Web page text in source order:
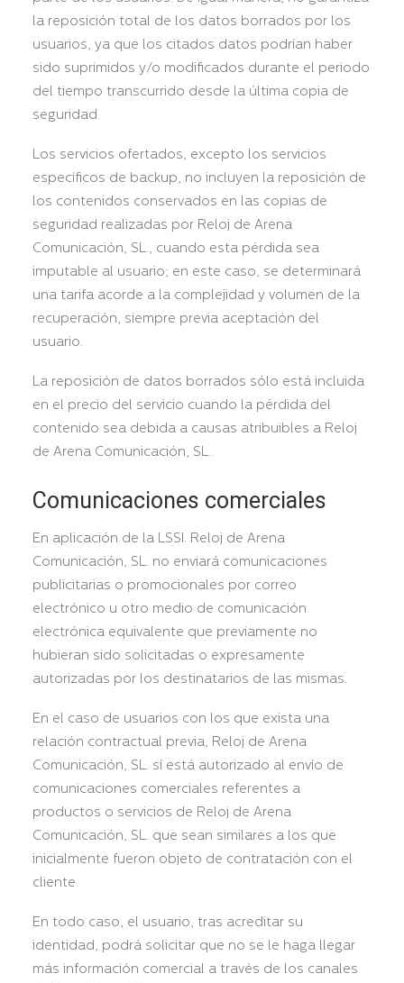
la reposición total de los datos borrados por los
usuarios, ya que los citados datos podrían haber
sido suprimidos y/o modificados durante el periodo
del tiempo transcurrido desde la última copia de
seguridad.
Los servicios ofertados, excepto los servicios
específicos de backup, no incluyen la reposición de
los contenidos conservados en las copias de
seguridad realizadas por Reloj de Arena
Comunicación, SL., cuando esta pérdida sea
imputable al usuario; en este caso, se determinará
una tarifa acorde a la complejidad y volumen de la
recuperación, siempre previa aceptación del
usuario.
La reposición de datos borrados sólo está incluida
en el precio del servicio cuando la pérdida del
contenido sea debida a causas atribuibles a Reloj
de Arena Comunicación, SL..
Comunicaciones comerciales
En aplicación de la LSSI. Reloj de Arena
Comunicación, SL. no enviará comunicaciones
publicitarias o promocionales por correo
electrónico u otro medio de comunicación
electrónica equivalente que previamente no
hubieran sido solicitadas o expresamente
autorizadas por los destinatarios de las mismas.
En el caso de usuarios con los que exista una
relación contractual previa, Reloj de Arena
Comunicación, SL. sí está autorizado al envío de
comunicaciones comerciales referentes a
productos o servicios de Reloj de Arena
Comunicación, SL. que sean similares a los que
inicialmente fueron objeto de contratación con el
cliente.
En todo caso, el usuario, tras acreditar su
identidad, podrá solicitar que no se le haga llegar
más información comercial a través de los canales